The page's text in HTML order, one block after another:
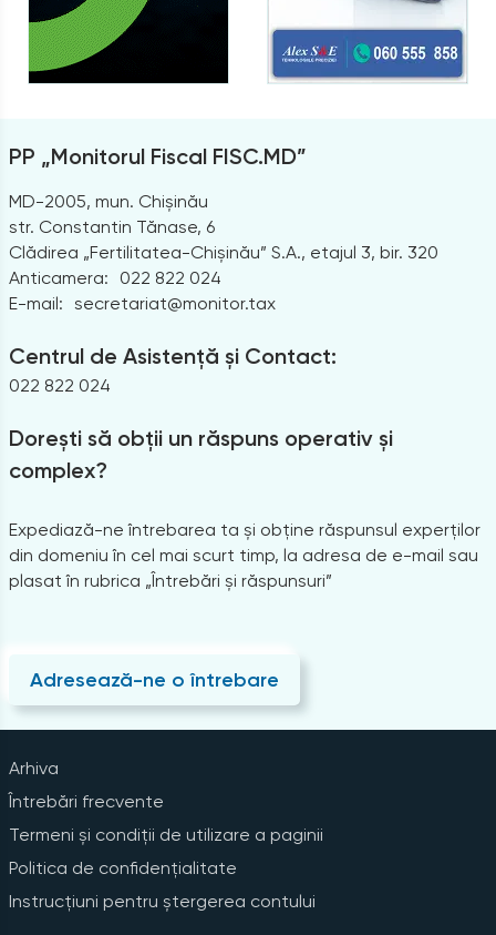
PP „Monitorul Fiscal FISC.MD”
MD-2005, mun. Chișinău
str. Constantin Tănase, 6
Clădirea „Fertilitatea-Chișinău” S.A., etajul 3, bir. 320
Anticamera:
022 822 024
E-mail: secretariat@monitor.tax
Centrul de Asistență și Contact:
022 822 024
Dorești să obții un răspuns operativ și
complex?
Expediază-ne întrebarea ta și obține răspunsul experților
din domeniu în cel mai scurt timp, la adresa de e-mail sau
plasat în rubrica „Întrebări și răspunsuri”
Adresează-ne o întrebare
Arhiva
Întrebări frecvente
Termeni și condiții de utilizare a paginii
Politica de confidențialitate
Instrucțiuni pentru ștergerea contului